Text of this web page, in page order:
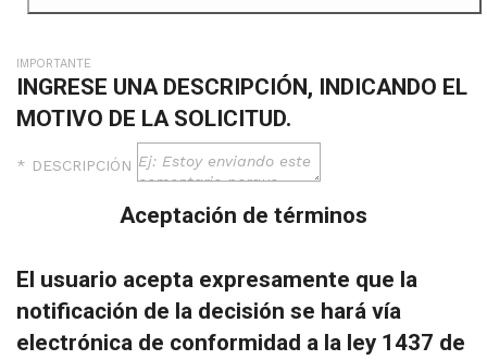
IMPORTANTE
INGRESE UNA DESCRIPCIÓN, INDICANDO EL
MOTIVO DE LA SOLICITUD.
* DESCRIPCIÓN
Aceptación de términos
El usuario acepta expresamente que la
notificación de la decisión se hará vía
electrónica de conformidad a la ley 1437 de